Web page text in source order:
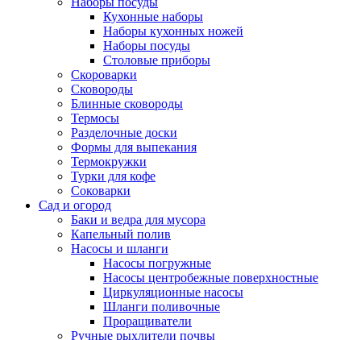
Кухонные наборы
Наборы кухонных ножей
Наборы посуды
Столовые приборы
Скороварки
Сковороды
Блинные сковороды
Термосы
Разделочные доски
Формы для выпекания
Термокружки
Турки для кофе
Соковарки
Сад и огород
Баки и ведра для мусора
Капельный полив
Насосы и шланги
Насосы погружные
Насосы центробежные поверхностные
Циркуляционные насосы
Шланги поливочные
Проращиватели
Ручные рыхлители почвы